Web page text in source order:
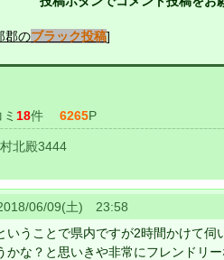
郡のブラック投稿]
18件 6265P
北殿3444
06/09(土) 23:58
いうことで県内ですが2時間かけて伺
な？と思いきや非常にフレンドリー